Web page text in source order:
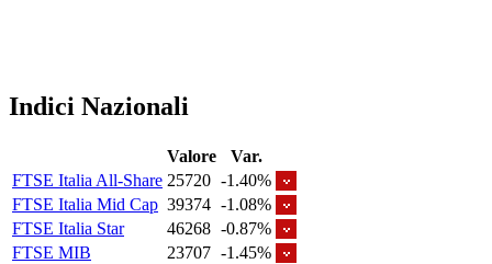
Indici Nazionali
Valore
Var.
FTSE Italia All-Share 25720 -1.40%
FTSE Italia Mid Cap 39374 -1.08%
FTSE Italia Star
46268 -0.87%
FTSE MIB
23707 -1.45%